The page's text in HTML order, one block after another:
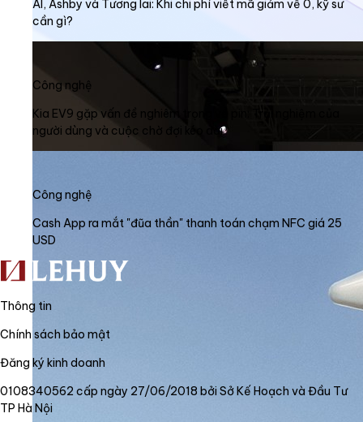
AI, Ashby và Tương lai: Khi chi phí viết mã giảm về 0, kỹ sư
cần gì?
Công nghệ
Kia EV9 gặp vấn đề nghiêm trọng về pin: Trải nghiệm của
người dùng và cuộc chờ đợi kéo dài
Công nghệ
Cash App ra mắt "đũa thần" thanh toán chạm NFC giá 25
USD
Thông tin
Chính sách bảo mật
Đăng ký kinh doanh
0108340562 cấp ngày 27/06/2018 bởi Sở Kế Hoạch và Đầu Tư
TP Hà Nội